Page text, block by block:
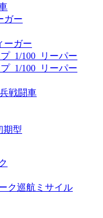
ガー
ーガー
_1/100_リーパー
_1/100_リーパー
戦闘車
期型
ク巡航ミサイル